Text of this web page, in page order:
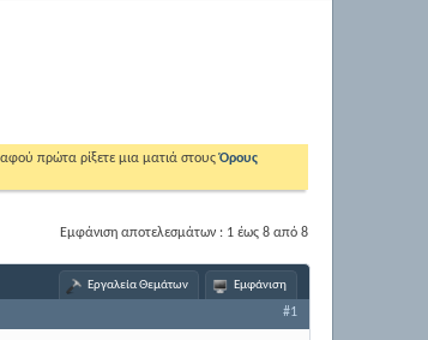
πρώτα ρίξετε μια ματιά στουςΌρους
Εμφάνιση αποτελεσμάτων : 1 έως 8 από 8
Εργαλεία Θεμάτων Εμφάνιση
#1